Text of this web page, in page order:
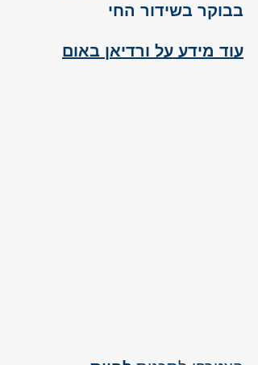
בבוקר בשידור החי
עוד מידע על ורדיאן באום